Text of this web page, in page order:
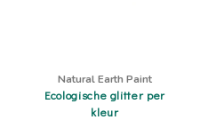
Natural Earth Paint
Ecologische glitter per
kleur